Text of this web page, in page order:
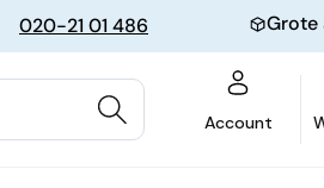
020-21 01 486 Grote
Account